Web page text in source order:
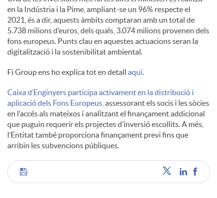
en la Indústria i la Pime, ampliant-se un 96% respecte el
2021, és a dir, aquests àmbits comptaran amb un total de
5.738 milions d’euros, dels quals, 3.074 milions provenen dels
fons europeus. Punts clau en aquestes actuacions seran la
digitalització i la sostenibilitat ambiental.
Fi Group ens ho explica tot en detall aquí
Caixa d’Enginyers participa activament en la distribució i
aplicació dels Fons Europeus, assessorant els socis i les sòcies
en l’accés als mateixos i analitzant el finançament addicional
que puguin requerir els projectes d’inversió escollits. A més,
l’Entitat també proporciona finançament previ fins que
arribin les subvencions públiques.
C